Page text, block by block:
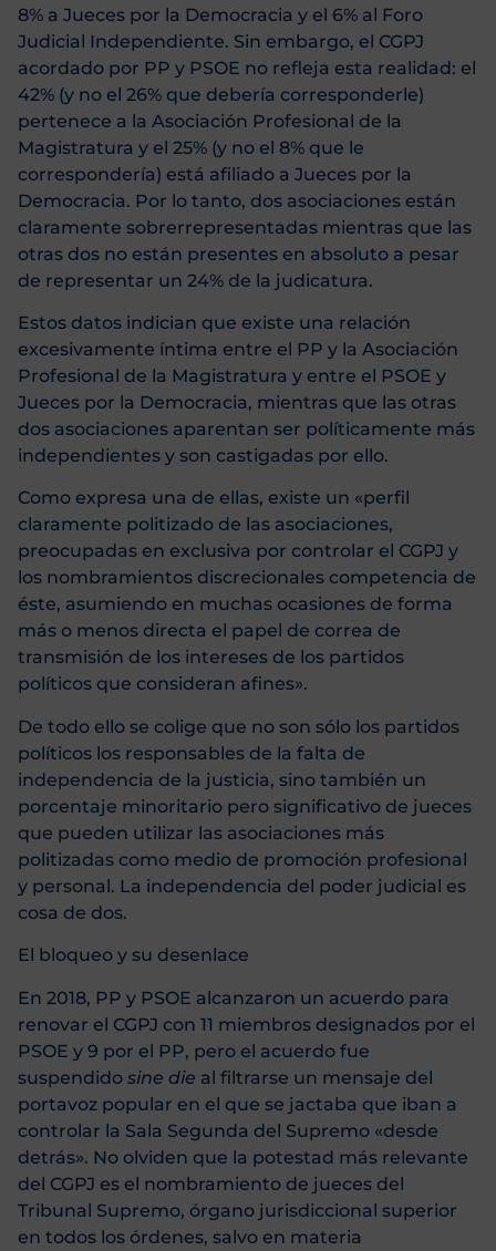
8% a Jueces por la Democracia y el 6% al Foro
Judicial Independiente. Sin embargo, el CGPJ
acordado por PP y PSOE no refleja esta realidad: el
42% (y no el 26% que debería corresponderle)
pertenece a la Asociación Profesional de la
Magistratura y el 25% (y no el 8% que le
correspondería) está afiliado a Jueces por la
Democracia. Por lo tanto, dos asociaciones están
claramente sobrerrepresentadas mientras que las
otras dos no están presentes en absoluto a pesar
de representar un 24% de la judicatura.
Estos datos indician que existe una relación
excesivamente íntima entre el PP y la Asociación
Profesional de la Magistratura y entre el PSOE y
Jueces por la Democracia, mientras que las otras
dos asociaciones aparentan ser políticamente más
independientes y son castigadas por ello.
Como expresa una de ellas, existe un «perfil
claramente politizado de las asociaciones,
preocupadas en exclusiva por controlar el CGPJ y
los nombramientos discrecionales competencia de
éste, asumiendo en muchas ocasiones de forma
más o menos directa el papel de correa de
transmisión de los intereses de los partidos
políticos que consideran afines».
De todo ello se colige que no son sólo los partidos
políticos los responsables de la falta de
independencia de la justicia, sino también un
porcentaje minoritario pero significativo de jueces
que pueden utilizar las asociaciones más
politizadas como medio de promoción profesional
y personal. La independencia del poder judicial es
cosa de dos.
El bloqueo y su desenlace
En 2018, PP y PSOE alcanzaron un acuerdo para
renovar el CGPJ con 11 miembros designados por el
PSOE y 9 por el PP, pero el acuerdo fue
suspendido sine die al filtrarse un mensaje del
portavoz popular en el que se jactaba que iban a
controlar la Sala Segunda del Supremo «desde
detrás». No olviden que la potestad más relevante
del CGPJ es el nombramiento de jueces del
Tribunal Supremo, órgano jurisdiccional superior
en todos los órdenes, salvo en materia